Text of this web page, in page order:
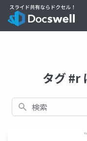
タグ #r
検索